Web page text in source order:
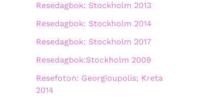
Resedagbok: Stockholm 2013
Resedagbok: Stockholm 2014
Resedagbok: Stockholm 2017
Resedagbok:Stockholm 2009
Resefoton: Georgioupolis; Kreta
2014